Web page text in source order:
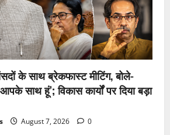
के साथ ब्रेकफास्ट मीटिंग, बोले-
साथ हूं’; विकास कार्यों पर दिया बड़ा
August 7, 2026 0